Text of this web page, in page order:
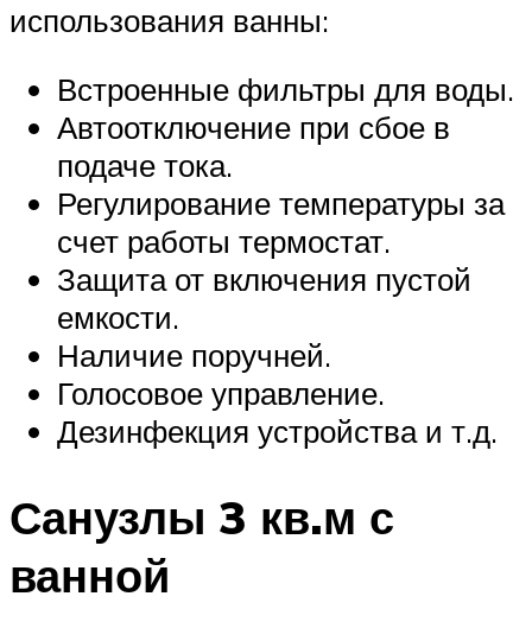
использования ванны:
Встроенные фильтры для воды.
Автоотключение при сбое в
подаче тока.
Регулирование температуры за
счет работы термостат.
Защита от включения пустой
емкости.
Наличие поручней.
Голосовое управление.
Дезинфекция устройства и т.д.
Санузлы 3 кв.м с
ванной